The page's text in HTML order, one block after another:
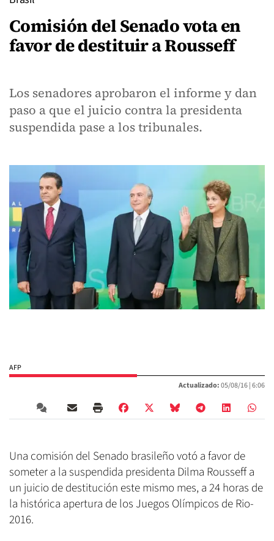
Comisión del Senado vota en
favor de destituir a Rousseff
Los senadores aprobaron el informe y dan
paso a que el juicio contra la presidenta
suspendida pase a los tribunales.
AFP
Actualizado:05/08/16 |6:06
Una comisión del Senado brasileño votó a favor de
someter a la suspendida presidenta Dilma Rousseff a
un juicio de destitución este mismo mes, a 24 horas de
la histórica apertura de los Juegos Olímpicos de Rio-
2016.